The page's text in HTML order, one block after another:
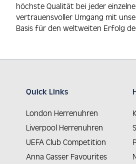
höchste Qualität bei jeder
vertrauensvoller Umgang mit
Basis für den weltweiten Erfolg
Quick Links
London Herrenuhren
Liverpool Herrenuhren
UEFA Club Competition
Anna Gasser Favourites